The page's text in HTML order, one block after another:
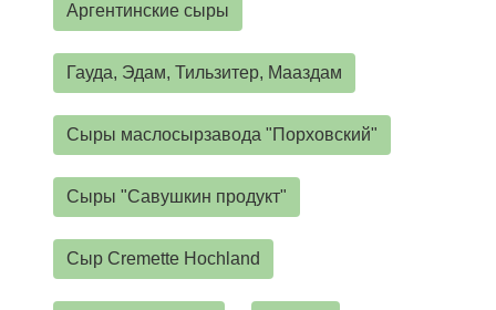
Аргентинские сыры
Гауда, Эдам, Тильзитер, Мааздам
Сыры маслосырзавода "Порховский"
Сыры "Савушкин продукт"
Сыр Cremette Hochland